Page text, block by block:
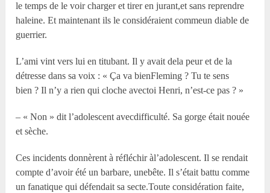
le temps de le voir charger et tirer en jurant,et sans reprendre
haleine. Et maintenant ils le considéraient commeun diable de
guerrier.
L’ami vint vers lui en titubant. Il y avait dela peur et de la
détresse dans sa voix : « Ça va bienFleming ? Tu te sens
bien ? Il n’y a rien qui cloche avectoi Henri, n’est-ce pas ? »
– « Non » dit l’adolescent avecdifficulté. Sa gorge était nouée
et sèche.
Ces incidents donnèrent à réfléchir àl’adolescent. Il se rendait
compte d’avoir été un barbare, unebête. Il s’était battu comme
un fanatique qui défendait sa secte.Toute considération faite,